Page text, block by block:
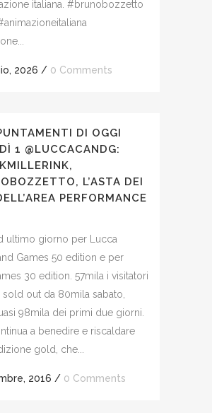
italiana. #brunobozzetto
2026 / 0 Comments
DI OGGI
1 @LUCCACANDG:
L’ASTA DEI
PERFORMANCE
ultimo giorno per Lucca
Games 50 edition e per
30 edition. 57mila i visitatori
sold out da 80mila sabato,
98mila dei primi due giorni.
a benedire e riscaldare
gold, che...
2016 / 0 Comments